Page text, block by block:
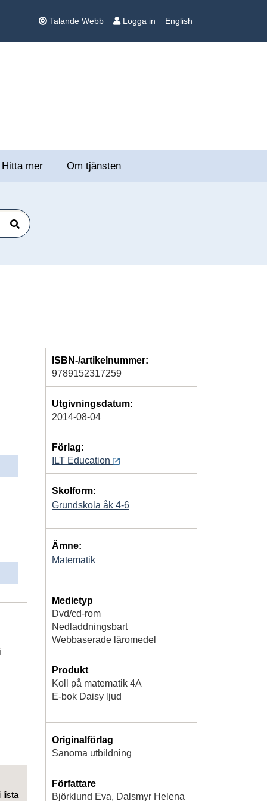
Talande Webb Logga in English
Hitta mer Om tjänsten
Sök
lista
ISBN-/artikelnummer:
9789152317259
Utgivningsdatum:
2014-08-04
Förlag:
ILT Education
Skolform:
Grundskola åk 4-6
Ämne:
Matematik
Medietyp
Dvd/cd-rom
Nedladdningsbart
Webbaserade läromedel
Produkt
Koll på matematik 4A
E-bok Daisy ljud
Originalförlag
Sanoma utbildning
Författare
Björklund Eva, Dalsmyr Helena